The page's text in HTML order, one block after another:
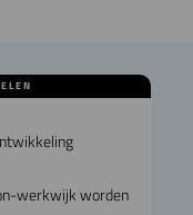
werkwijk worden